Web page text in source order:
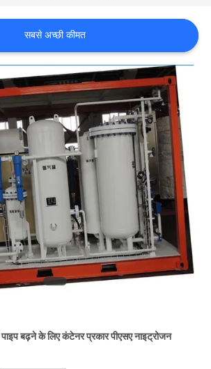
सबसे अच्छी कीमत
बढ़ने के लिए कंटेनर प्रकार पीएसए नाइट्रोजन